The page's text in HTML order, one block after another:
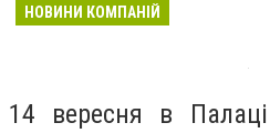
НОВИНИ КОМПАНІЙ
14 вересня в